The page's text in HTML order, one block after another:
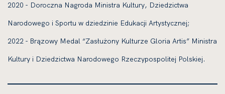
2020 - Doroczna Nagroda Ministra Kultury, Dziedzictwa
Narodowego i Sportu w dziedzinie Edukacji Artystycznej;
2022 - Brązowy Medal “Zasłużony Kulturze Gloria Artis” Ministra
Kultury i Dziedzictwa Narodowego Rzeczypospolitej Polskiej.